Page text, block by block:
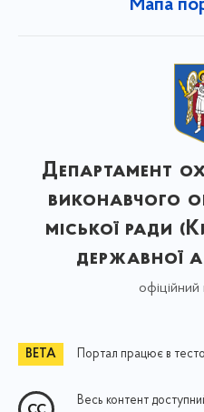
Мапа
Департамент
виконавчого
міської ради
державної
Портал працює в
Весь контент